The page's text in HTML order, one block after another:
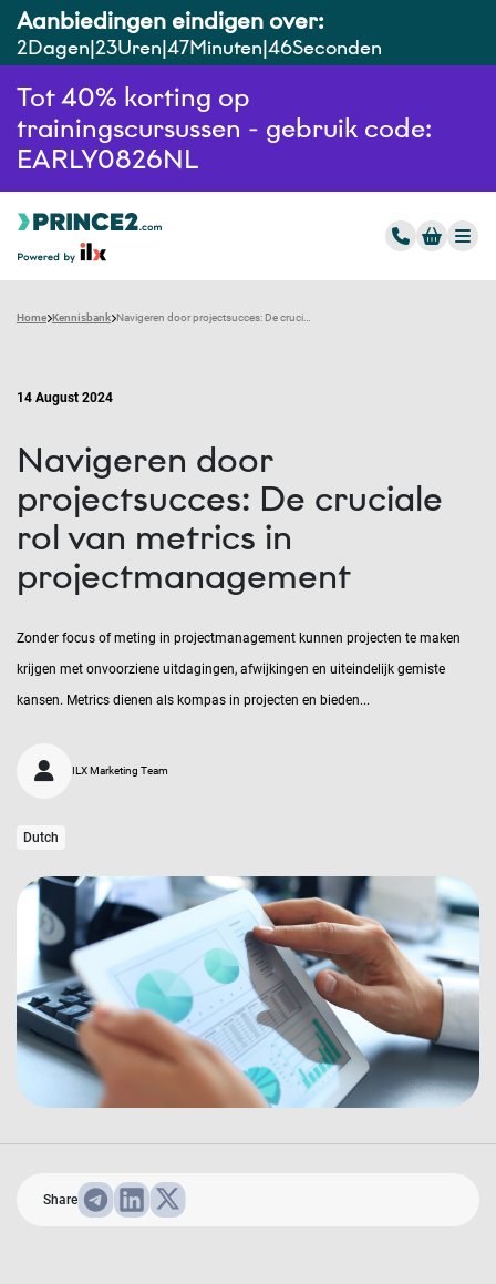
Aanbiedingen eindigen over:
2Dagen 23Uren 47Minuten 45Seconden
Tot 40% korting op
trainingscursussen - gebruik code:
EARLY0826NL
Home Kennisbank
14 August 2024
Navigeren door
projectsucces: De cruciale
rol van metrics in
projectmanagement
Zonder focus of meting in projectmanagement kunnen projecten te maken
krijgen met onvoorziene uitdagingen, afwijkingen en uiteindelijk gemiste
kansen. Metrics dienen als kompas in projecten en bieden...
ILX Marketing Team
Dutch
Share